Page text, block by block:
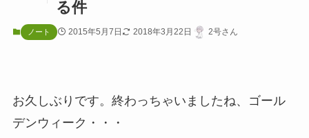
る件
ノート 2015年5月7日 2018年3月22日 2号さん
お久しぶりです。終わっちゃいましたね、ゴール
デンウィーク・・・